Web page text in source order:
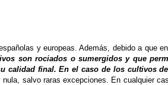
y europeas. Además, debido a que
son rociados o sumergidos y que
calidad final. En el caso de los cultivos
salvo raras excepciones. En cualquier